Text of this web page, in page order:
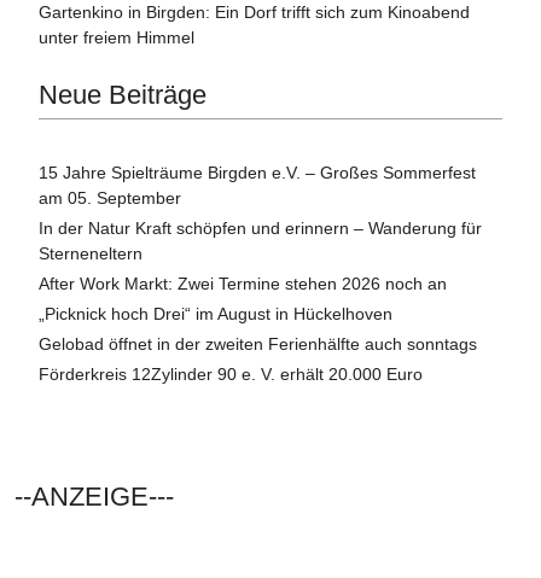
Gartenkino in Birgden: Ein Dorf trifft sich zum Kinoabend
unter freiem Himmel
Neue Beiträge
15 Jahre Spielträume Birgden e.V. – Großes Sommerfest
am 05. September
In der Natur Kraft schöpfen und erinnern – Wanderung für
Sterneneltern
After Work Markt: Zwei Termine stehen 2026 noch an
„Picknick hoch Drei“ im August in Hückelhoven
Gelobad öffnet in der zweiten Ferienhälfte auch sonntags
Förderkreis 12Zylinder 90 e. V. erhält 20.000 Euro
--ANZEIGE---